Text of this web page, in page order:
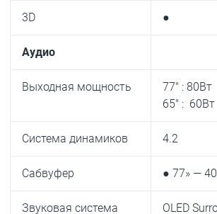
3D ●
Аудио
Выходная мощность
77″ : 80Вт
65″ : 60Вт
Система динамиков 4.2
Сабвуфер ● 77» —
Звуковая система OLED